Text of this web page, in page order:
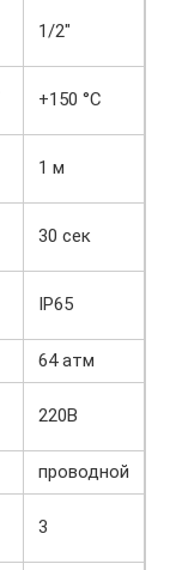
1/2″
+150 °C
1 м
30 сек
IP65
64 атм
220В
проводной
3